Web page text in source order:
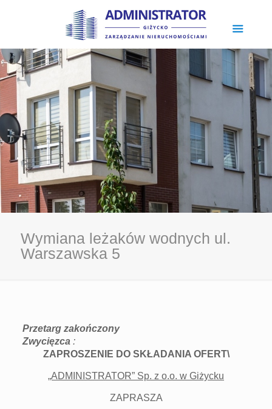
Wymiana leżaków wodnych ul.
Warszawska 5
Przetarg zakończony
Zwycięzca :
ZAPROSZENIE DO SKŁADANIA OFERT\
„ADMINISTRATOR” Sp. z o.o. w Giżycku
ZAPRASZA